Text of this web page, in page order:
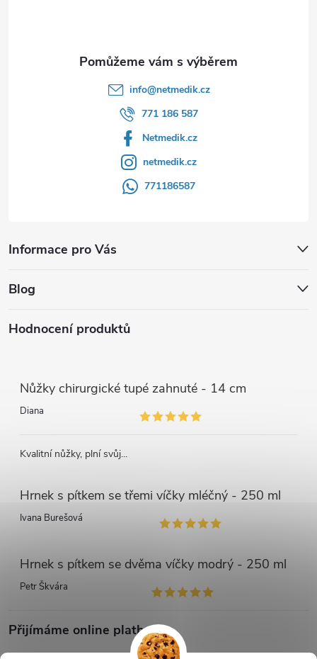
Informace pro Vás
info@netmedik.cz
771 186 587
Netmedik.cz
netmedik.cz
771186587
Blog
Hodnocení produktů
Nůžky chirurgické tupé zahnuté - 14 cm
Diana
Kvalitní nůžky, plní svůj...
Hrnek s pítkem se třemi víčky mléčný - 250 ml
Ivana Burešová
Hrnek s pítkem se dvěma víčky modrý - 250 ml
Petr Škvára
Přijímáme online platby